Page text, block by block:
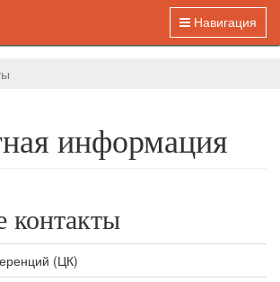
Навигация
информация
контакты
(ЦК)